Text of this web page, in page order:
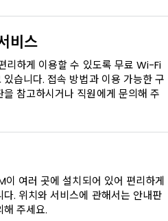
비스
리하게 이용할 수 있도록 무료 Wi-Fi
습니다. 접속 방법과 이용 가능한 구
참고하시거나 직원에게 문의해 주
이 여러 곳에 설치되어 있어 편리하게
. 위치와 서비스에 관해서는 안내판
주세요.